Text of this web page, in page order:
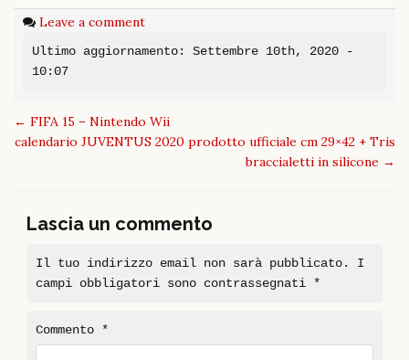
Leave a comment
Ultimo aggiornamento: Settembre 10th, 2020 -
10:07
Post
navigation
← FIFA 15 – Nintendo Wii
calendario JUVENTUS 2020 prodotto ufficiale cm 29×42 + Tris
braccialetti in silicone →
Lascia un commento
Il tuo indirizzo email non sarà pubblicato.
I
campi obbligatori sono contrassegnati *
Commento *